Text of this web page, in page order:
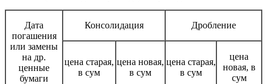
Дата
погашения
или замены
на др.
ценные
бумаги
Консолидация Дробление
цена старая,
в сум
цена новая,
в сум
цена старая,
в сум
цена
новая, в
сум